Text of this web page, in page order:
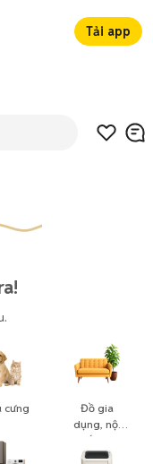
Tải app
cưng
Đồ gia
dụng, nội
thất, cây
cảnh